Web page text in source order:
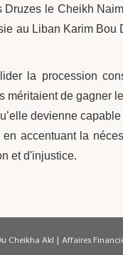
le Cheikh
au Liban Karim Bou
la procession
de gagner
devienne
accentuant la
et d'injustice.
Cheikha Akl | Affaires